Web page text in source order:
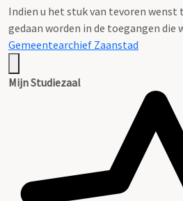
Indien u het stuk van tevoren wenst
gedaan worden in de toegangen die
Gemeentearchief Zaanstad
Mijn Studiezaal